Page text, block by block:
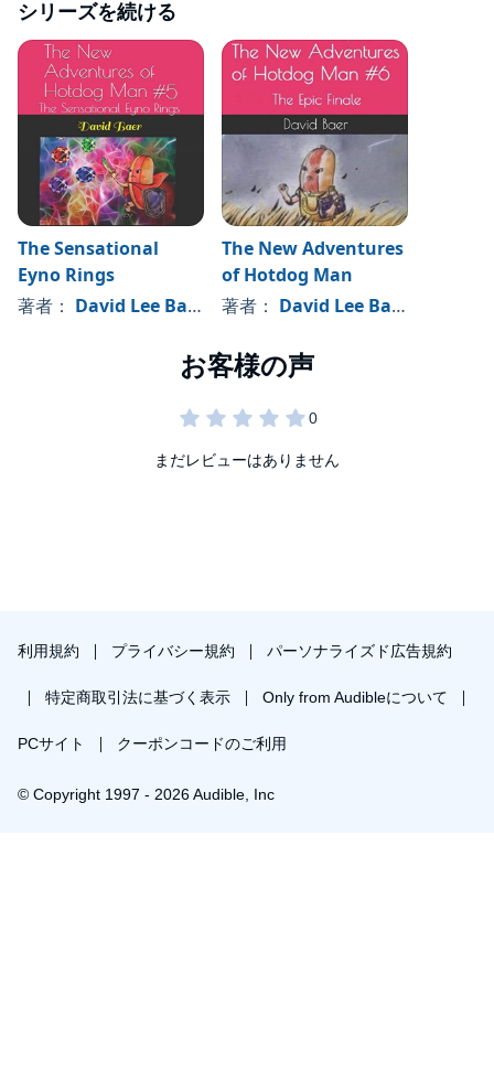
シリーズを続ける
The Sensational
Eyno Rings
著者： David Lee Baer
The New Adventures
of Hotdog Man
著者： David Lee Baer
まだレビューはありません
利用規約 プライバシー規約 パーソナライズド広告規約
特定商取引法に基づく表示 Only from Audibleについて
PCサイト クーポンコードのご利用
© Copyright 1997 - 2026 Audible, Inc